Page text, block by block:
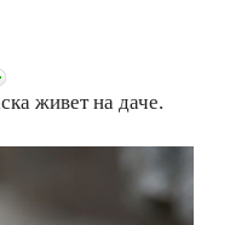
живет на даче.